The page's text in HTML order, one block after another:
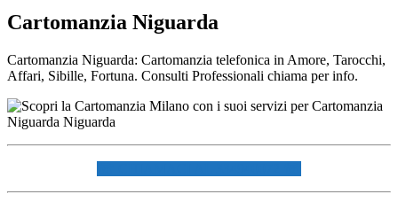
Cartomanzia Niguarda
Cartomanzia Niguarda: Cartomanzia telefonica in Amore, Tarocchi,
Affari, Sibille, Fortuna. Consulti Professionali chiama per info.